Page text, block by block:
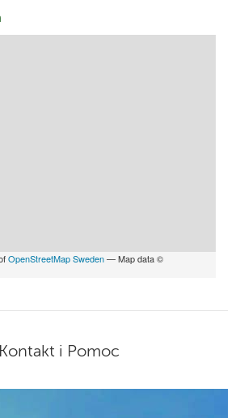
OpenStreetMap Sweden— Map data ©
Kontakt i Pomoc